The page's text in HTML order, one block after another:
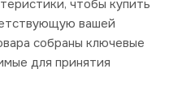
чтобы купить
вашей
собраны ключевые
для принятия